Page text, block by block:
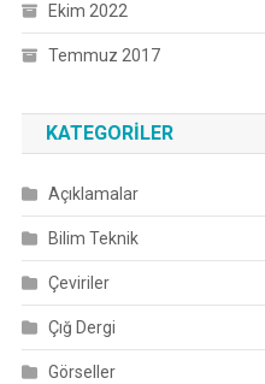
Ekim 2022
Temmuz 2017
KATEGORILER
Açıklamalar
Bilim Teknik
Çeviriler
Çığ Dergi
Görseller